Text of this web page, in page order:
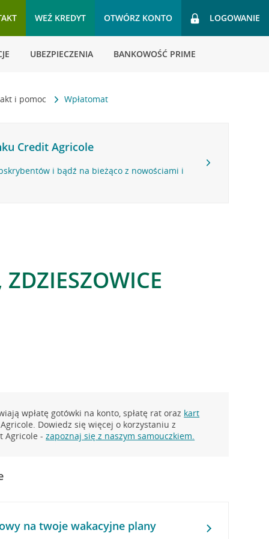
WEŹ KREDYT OTWÓRZ KONTO LOGOWANIE
UBEZPIECZENIA BANKOWOŚĆ PRIME
i pomoc Wpłatomat
Credit Agricole
i bądź na bieżąco z nowościami i
wpłatę gotówki na konto, spłatę rat oraz kart
Dowiedz się więcej o korzystaniu z
Agricole -zapoznaj się z naszym samouczkiem.
na twoje wakacyjne plany